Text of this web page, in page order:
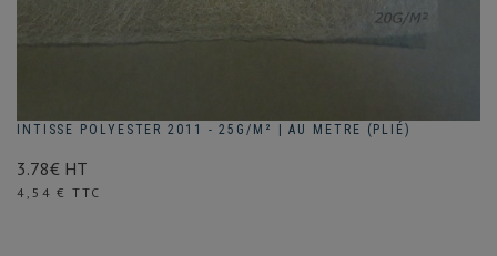
INTISSE POLYESTER 2011 - 25G/M² | AU METRE (PLIÉ)
3.78€ HT
Prix
4,54 € TTC